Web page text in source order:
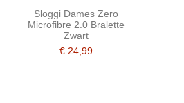
Sloggi Dames Zero
Microfibre 2.0 Bralette
Zwart
€ 24,99